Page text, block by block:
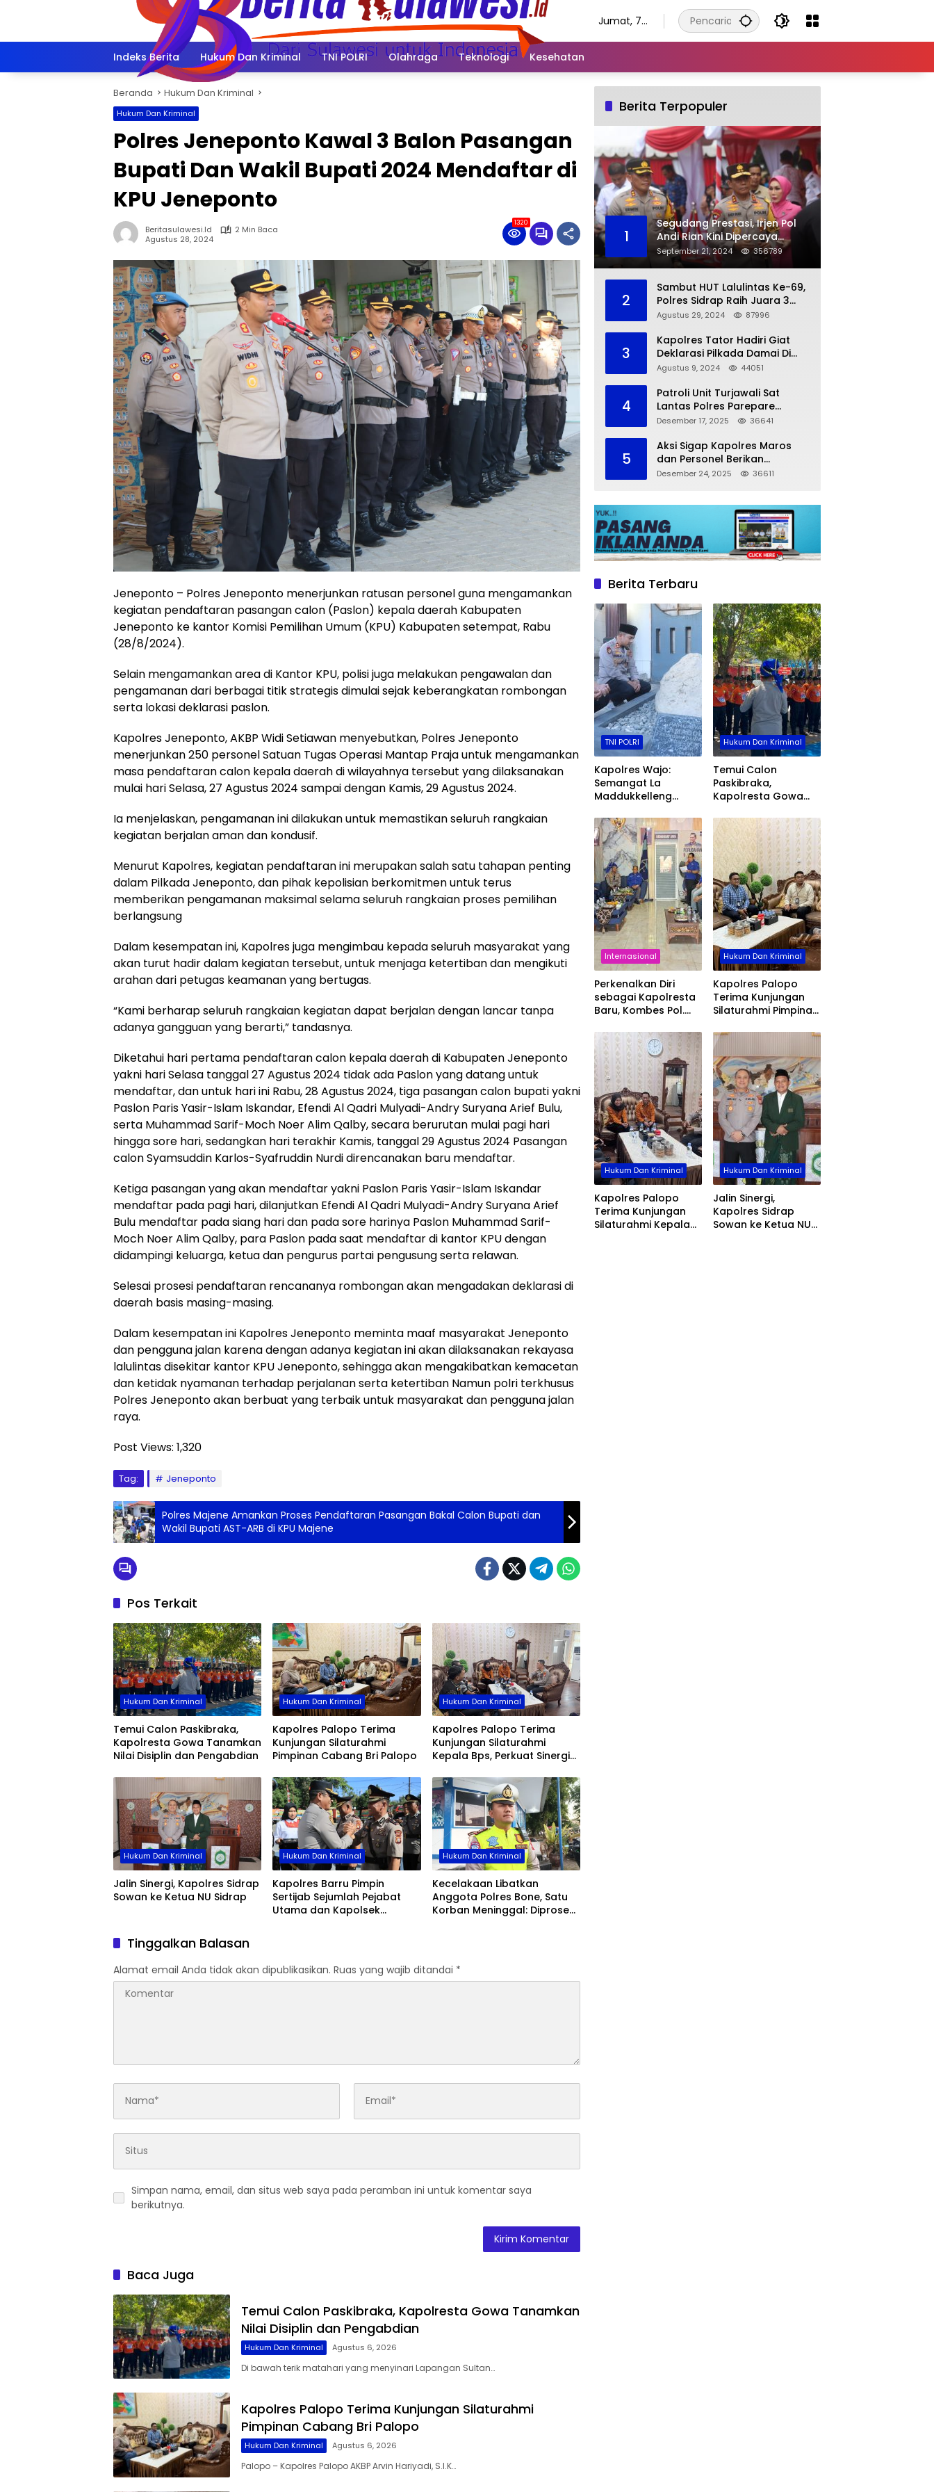
Jumat, 7
Indeks Berita Hukum Dan Kriminal TNI POLRI Olahraga Teknologi Kesehatan
Beranda Hukum Dan Kriminal
Hukum Dan Kriminal
Polres Jeneponto Kawal 3 Balon Pasangan
Bupati Dan Wakil Bupati 2024 Mendaftar di
KPU Jeneponto
Beritasulawesi.id
2 Min Baca
Agustus 28, 2024
1320
Jeneponto – Polres Jeneponto menerjunkan ratusan personel guna mengamankan
kegiatan pendaftaran pasangan calon (Paslon) kepala daerah Kabupaten
Jeneponto ke kantor Komisi Pemilihan Umum (KPU) Kabupaten setempat, Rabu
(28/8/2024).
Selain mengamankan area di Kantor KPU, polisi juga melakukan pengawalan dan
pengamanan dari berbagai titik strategis dimulai sejak keberangkatan rombongan
serta lokasi deklarasi paslon.
Kapolres Jeneponto, AKBP Widi Setiawan menyebutkan, Polres Jeneponto
menerjunkan 250 personel Satuan Tugas Operasi Mantap Praja untuk mengamankan
masa pendaftaran calon kepala daerah di wilayahnya tersebut yang dilaksanakan
mulai hari Selasa, 27 Agustus 2024 sampai dengan Kamis, 29 Agustus 2024.
Ia menjelaskan, pengamanan ini dilakukan untuk memastikan seluruh rangkaian
kegiatan berjalan aman dan kondusif.
Menurut Kapolres, kegiatan pendaftaran ini merupakan salah satu tahapan penting
dalam Pilkada Jeneponto, dan pihak kepolisian berkomitmen untuk terus
memberikan pengamanan maksimal selama seluruh rangkaian proses pemilihan
berlangsung
Dalam kesempatan ini, Kapolres juga mengimbau kepada seluruh masyarakat yang
akan turut hadir dalam kegiatan tersebut, untuk menjaga ketertiban dan mengikuti
arahan dari petugas keamanan yang bertugas.
“Kami berharap seluruh rangkaian kegiatan dapat berjalan dengan lancar tanpa
adanya gangguan yang berarti,” tandasnya.
Diketahui hari pertama pendaftaran calon kepala daerah di Kabupaten Jeneponto
yakni hari Selasa tanggal 27 Agustus 2024 tidak ada Paslon yang datang untuk
mendaftar, dan untuk hari ini Rabu, 28 Agustus 2024, tiga pasangan calon bupati yakni
Paslon Paris Yasir-Islam Iskandar, Efendi Al Qadri Mulyadi-Andry Suryana Arief Bulu,
serta Muhammad Sarif-Moch Noer Alim Qalby, secara berurutan mulai pagi hari
hingga sore hari, sedangkan hari terakhir Kamis, tanggal 29 Agustus 2024 Pasangan
calon Syamsuddin Karlos-Syafruddin Nurdi direncanakan baru mendaftar.
Ketiga pasangan yang akan mendaftar yakni Paslon Paris Yasir-Islam Iskandar
mendaftar pada pagi hari, dilanjutkan Efendi Al Qadri Mulyadi-Andry Suryana Arief
Bulu mendaftar pada siang hari dan pada sore harinya Paslon Muhammad Sarif-
Moch Noer Alim Qalby, para Paslon pada saat mendaftar di kantor KPU dengan
didampingi keluarga, ketua dan pengurus partai pengusung serta relawan.
Selesai prosesi pendaftaran rencananya rombongan akan mengadakan deklarasi di
daerah basis masing-masing.
Dalam kesempatan ini Kapolres Jeneponto meminta maaf masyarakat Jeneponto
dan pengguna jalan karena dengan adanya kegiatan ini akan dilaksanakan rekayasa
lalulintas disekitar kantor KPU Jeneponto, sehingga akan mengakibatkan kemacetan
dan ketidak nyamanan terhadap perjalanan serta ketertiban Namun polri terkhusus
Polres Jeneponto akan berbuat yang terbaik untuk masyarakat dan pengguna jalan
raya.
Post Views: 1,320
Tag: Jeneponto
Polres Majene Amankan Proses Pendaftaran Pasangan Bakal Calon Bupati dan
Wakil Bupati AST-ARB di KPU Majene
Pos Terkait
Hukum Dan Kriminal
Temui Calon Paskibraka,
Kapolresta Gowa Tanamkan
Nilai Disiplin dan Pengabdian
Hukum Dan Kriminal
Kapolres Palopo Terima
Kunjungan Silaturahmi
Pimpinan Cabang Bri Palopo
Hukum Dan Kriminal
Kapolres Palopo Terima
Kunjungan Silaturahmi
Kepala Bps, Perkuat Sinergi
Hukum Dan Kriminal
Jalin Sinergi, Kapolres Sidrap
Sowan ke Ketua NU Sidrap
Hukum Dan Kriminal
Kapolres Barru Pimpin
Sertijab Sejumlah Pejabat
Utama dan Kapolsek
Hukum Dan Kriminal
Kecelakaan Libatkan
Anggota Polres Bone, Satu
Korban Meninggal: Diproses
Tinggalkan Balasan
Alamat email Anda tidak akan dipublikasikan. Ruas yang wajib ditandai *
Simpan nama, email, dan situs web saya pada peramban ini untuk komentar saya
berikutnya.
Baca Juga
Temui Calon Paskibraka, Kapolresta Gowa Tanamkan
Nilai Disiplin dan Pengabdian
Hukum Dan Kriminal Agustus 6, 2026
Di bawah terik matahari yang menyinari Lapangan Sultan…
Kapolres Palopo Terima Kunjungan Silaturahmi
Pimpinan Cabang Bri Palopo
Hukum Dan Kriminal Agustus 6, 2026
Palopo – Kapolres Palopo AKBP Arvin Hariyadi, S.I.K…
Berita Terpopuler
1
Segudang Prestasi, Irjen Pol
Andi Rian Kini Dipercaya
Jabat Kapolda Ketiga Kalinya
September 21, 2024 356789
2
Sambut HUT Lalulintas Ke-69,
Polres Sidrap Raih Juara 3
dalam Kompetisi Pocil Zona 5
Agustus 29, 2024 87996
3
Kapolres Tator Hadiri Giat
Deklarasi Pilkada Damai Di
Makassar
Agustus 9, 2024 44051
4
Patroli Unit Turjawali Sat
Lantas Polres Parepare
Lakukan Pemantauan Area
Desember 17, 2025 36641
5
Aksi Sigap Kapolres Maros
dan Personel Berikan
Pertolongan Korban
Desember 24, 2025 36611
Berita Terbaru
TNI POLRI
Kapolres Wajo:
Semangat La
Maddukkelleng
Pengabdian Polri
kepada Masyarakat
Hukum Dan Kriminal
Temui Calon
Paskibraka,
Kapolresta Gowa
Disiplin dan
Pengabdian
Internasional
Perkenalkan Diri
sebagai Kapolresta
Baru, Kombes Pol.
Pererat Silaturahmi
dengan DPC
Demokrat Gowa
Hukum Dan Kriminal
Kapolres Palopo
Terima Kunjungan
Silaturahmi Pimpinan
Hukum Dan Kriminal
Kapolres Palopo
Terima Kunjungan
Silaturahmi Kepala
Hukum Dan Kriminal
Jalin Sinergi,
Kapolres Sidrap
Sowan ke Ketua NU